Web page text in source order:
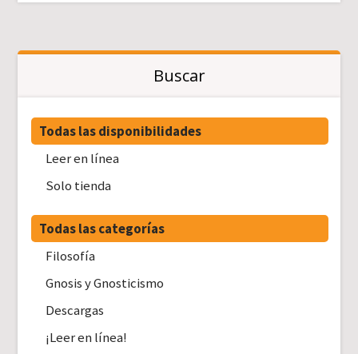
Buscar
Todas las disponibilidades
Leer en línea
Solo tienda
Todas las categorías
Filosofía
Gnosis y Gnosticismo
Descargas
¡Leer en línea!